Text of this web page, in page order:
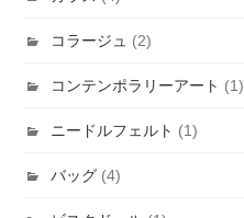
コラージュ (2)
コンテンポラリーアート (1)
ニードルフェルト (1)
バッグ (4)